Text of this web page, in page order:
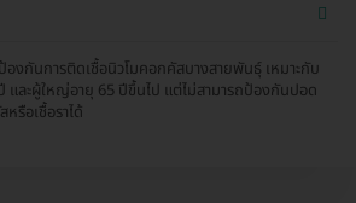
งกันการติดเชื้อนิวโมคอกคัสบางสายพันธุ์ เหมาะกับ
และผู้ใหญ่อายุ 65 ปีขึ้นไป แต่ไม่สามารถป้องกันปอด
หรือเชื้อราได้